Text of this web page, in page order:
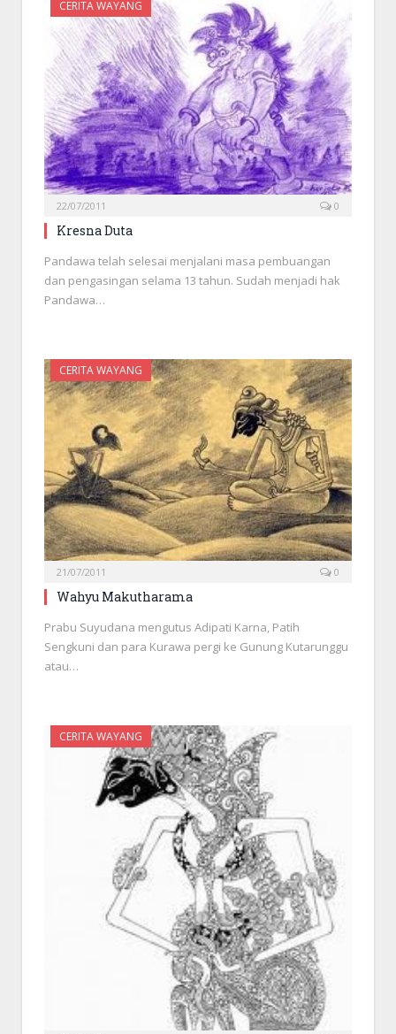
CERITA WAYANG
22/07/2011 0
Kresna Duta
Pandawa telah selesai menjalani masa pembuangan
dan pengasingan selama 13 tahun. Sudah menjadi hak
Pandawa…
CERITA WAYANG
21/07/2011 0
Wahyu Makutharama
Prabu Suyudana mengutus Adipati Karna, Patih
Sengkuni dan para Kurawa pergi ke Gunung Kutarunggu
atau…
CERITA WAYANG